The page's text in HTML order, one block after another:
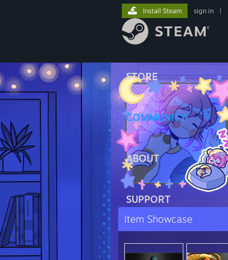
STORE
COMMUNITY
ABOUT
SUPPORT
Install Steam sign in
Item Showcase